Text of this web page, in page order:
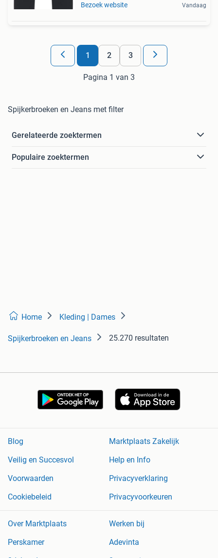
Bezoek website Vandaag
1 2 3
Pagina 1 van 3
Spijkerbroeken en Jeans met filter
Gerelateerde zoektermen
Populaire zoektermen
Home Kleding | Dames
Spijkerbroeken en Jeans 25.270 resultaten
Blog
Marktplaats Zakelijk
Veilig en Succesvol
Help en Info
Voorwaarden
Privacyverklaring
Cookiebeleid
Privacyvoorkeuren
Over Marktplaats
Werken bij
Perskamer
Adevinta